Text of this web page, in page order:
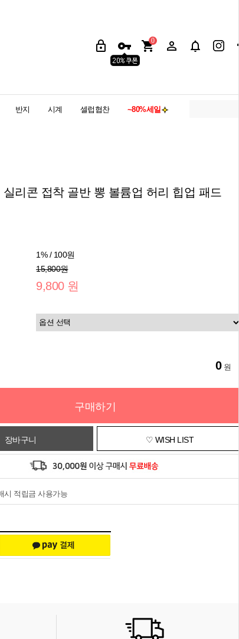
0
반지 시계 셀럽협찬 ~80%세일
실리콘 접착 골반 뽕 볼륨업 허리 힙업 패드
1% / 100원
15,800원
9,800 원
0 원
구매하기
장바구니 ♡ WISH LIST
시 적립금 사용가능